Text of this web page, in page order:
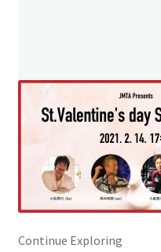
Continue Exploring